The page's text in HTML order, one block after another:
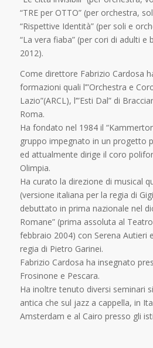
“TRE per OTTO” (per orchestra,
“Rispettive Identità” (per soli e
“La vera fiaba” (per cori di adulti e
2012).
Come direttore Fabrizio Cardosa
formazioni quali l’”Orchestra e
Lazio”(ARCL), l’”Esti Dal” di
Roma.
Ha fondato nel 1984 il
gruppo impegnato in un progetto
ed attualmente dirige il coro
Olimpia.
Ha curato la direzione di musical
(versione italiana per la regia di
debuttato in prima nazionale nel
Romane” (prima assoluta al
febbraio 2004) con Serena Autieri
regia di Pietro Garinei.
Fabrizio Cardosa ha insegnato
Frosinone e Pescara.
Ha inoltre tenuto diversi seminari
antica che sul jazz a cappella, in
Amsterdam e al Cairo presso gli